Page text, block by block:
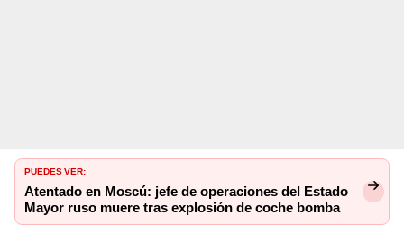
PUEDES VER:
Atentado en Moscú: jefe de operaciones del Estado
Mayor ruso muere tras explosión de coche bomba